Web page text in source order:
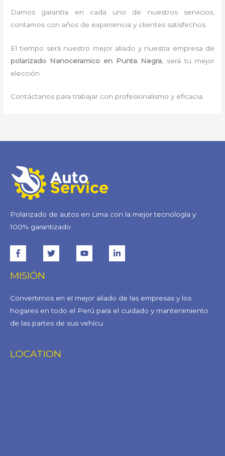
Damos garantía en cada uno de nuestros servicios,
contamos con años de experiencia y clientes satisfechos.
El tiempo será nuestro mejor aliado y nuestra empresa de
polarizado Nanoceramico en Punta Negra , será tu mejor
elección.
Contáctanos para trabajar con profesionalismo y eficacia.
Polarizado de autos en Lima con la mejor tecnología y
100% garantizado
MISIÓN
Convertirnos en el mejor aliado de las empresas y los
hogares en todo el Perú para el cuidado y mantenimiento
de las partes de sus vehícu
LOCATION